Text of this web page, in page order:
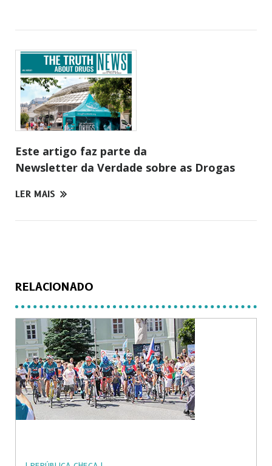
Este artigo faz parte da
Newsletter da Verdade sobre as Drogas
LER MAIS
RELACIONADO